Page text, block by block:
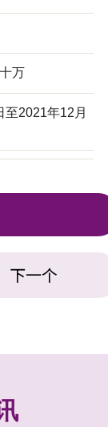
万
至2021年12月
下一个